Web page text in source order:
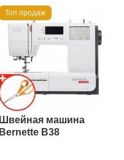
Топ продаж
Швейная машина
Bernette B38